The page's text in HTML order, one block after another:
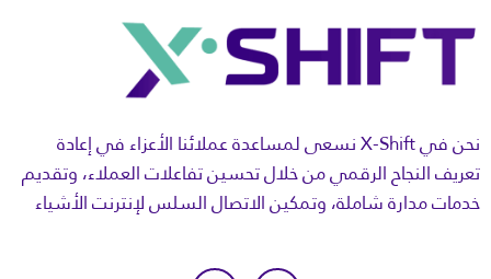
نحن في X-Shift نسعى لمساعدة عملائنا الأعزاء في إعادة
تعريف النجاح الرقمي من خلال تحسين تفاعلات العملاء، وتقديم
خدمات مدارة شاملة، وتمكين الاتصال السلس لإنترنت الأشياء